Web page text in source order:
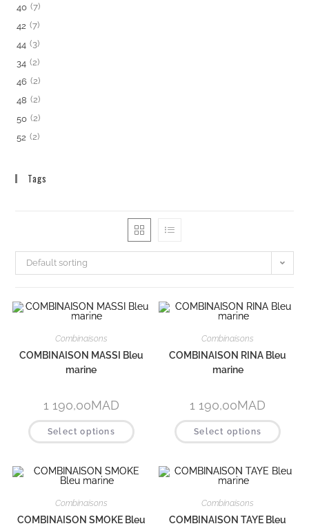
40 (7)
42 (7)
44 (3)
34 (2)
46 (2)
48 (2)
50 (2)
52 (2)
Tags
Default sorting
Combinaisons
COMBINAISON MASSI Bleu
marine
1 190,00MAD
Select options
Combinaisons
COMBINAISON RINA Bleu
marine
1 190,00MAD
Select options
Combinaisons
COMBINAISON SMOKE Bleu
Combinaisons
COMBINAISON TAYE Bleu